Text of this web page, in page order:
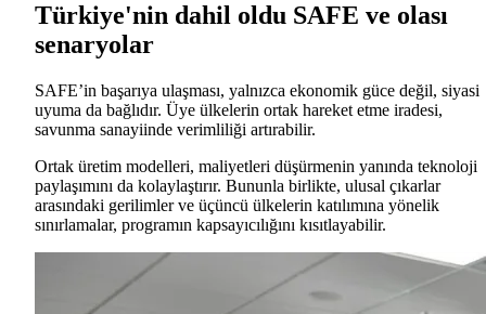
Türkiye'nin dahil oldu SAFE ve olası
senaryolar
SAFE’in başarıya ulaşması, yalnızca ekonomik güce değil, siyasi
uyuma da bağlıdır. Üye ülkelerin ortak hareket etme iradesi,
savunma sanayiinde verimliliği artırabilir.
Ortak üretim modelleri, maliyetleri düşürmenin yanında teknoloji
paylaşımını da kolaylaştırır. Bununla birlikte, ulusal çıkarlar
arasındaki gerilimler ve üçüncü ülkelerin katılımına yönelik
sınırlamalar, programın kapsayıcılığını kısıtlayabilir.